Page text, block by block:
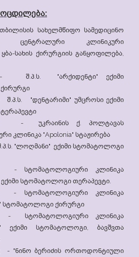
სახელმწიფო სამედიცინო
ცენტრალური კლინიკური
სახის ქირურგიის განყოფილება,
შ.პ.ს. "არქიდენტი" ექიმი
"დენტარიმი" უმცროსი ექიმი
- უკრაინის ქ. პოლტავას
კლინიკა "Apolonia" სტაჟირება
"ლოღმანი" ექიმი სტომატოლოგი
სტომატოლოგიური კლინიკა
სტომატოლოგი თერაპევტი.
სტომატოლოგიური კლინიკა
სტომატოლოგი ქირურგი
სტომატოლოგიური კლინიკა
ექიმი სტომატოლოგი, ბავშვთა
- "ნინო ბერიძის ორთოდონტიული